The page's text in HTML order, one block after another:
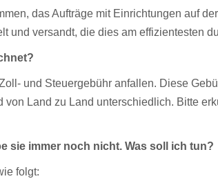
das Aufträge mit Einrichtungen auf
und versandt, die dies am effizientesten
und Steuergebühr anfallen. Diese
Land zu Land unterschiedlich. Bitte
sie immer noch nicht. Was soll ich tun?
folgt: